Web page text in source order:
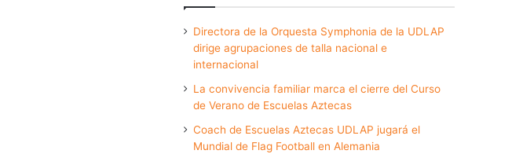
Directora de la Orquesta Symphonia de la UDLAP
dirige agrupaciones de talla nacional e
internacional
La convivencia familiar marca el cierre del Curso
de Verano de Escuelas Aztecas
Coach de Escuelas Aztecas UDLAP jugará el
Mundial de Flag Football en Alemania